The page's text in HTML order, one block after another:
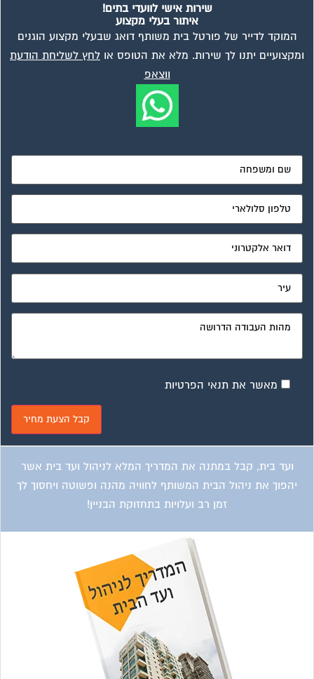
שירות אישי לוועדי בתים!
איתור בעלי מקצוע
המוקד לדייר של פורטל בית משותף דואג שבעלי מקצוע הוגנים
ומקצועיים יתנו לך שירות. מלא את הטופס אולחץ לשליחת הודעת
ווצאפ
מאשר את תנאי הפרטיות
ועד בית, קבל במתנה את המדריך המלא לניהול ועד בית אשר
יהפוך את ניהול הבית המשותף לחוויה מהנה ופשוטה ויחסוך לך
זמן רב ועלויות בתחזוקת הבניין!